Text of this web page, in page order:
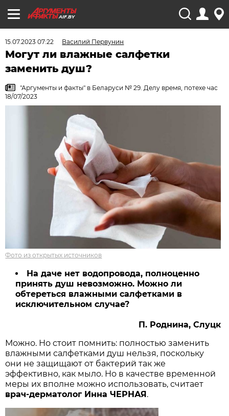
AIF.BY
15.07.2023 07:22 Василий Первунин
Могут ли влажные салфетки
заменить душ?
"Аргументы и факты" в Беларуси № 29. Делу время, потехе час
18/07/2023
Фото из открытых источников
На даче нет водопровода, полноценно
принять душ невозможно. Можно ли
обтереться влажными салфетками в
исключительном случае?
П. Роднина, Слуцк
Можно. Но стоит помнить: полностью заменить
влажными салфетками душ нельзя, поскольку
они не защищают от бактерий так же
эффективно, как мыло. Но в качестве временной
меры их вполне можно использовать, считает
врач-дерматолог Инна ЧЕРНАЯ.